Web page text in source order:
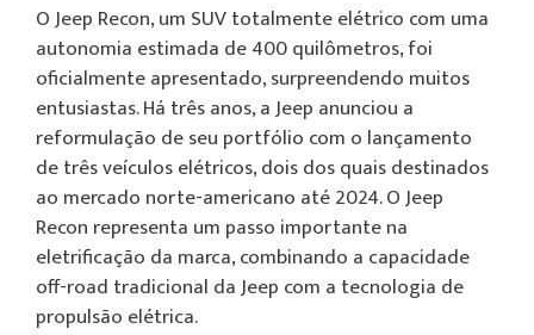
O Jeep Recon, um SUV totalmente elétrico com uma
autonomia estimada de 400 quilômetros, foi
oficialmente apresentado, surpreendendo muitos
entusiastas. Há três anos, a Jeep anunciou a
reformulação de seu portfólio com o lançamento
de três veículos elétricos, dois dos quais destinados
ao mercado norte-americano até 2024. O Jeep
Recon representa um passo importante na
eletrificação da marca, combinando a capacidade
off-road tradicional da Jeep com a tecnologia de
propulsão elétrica.